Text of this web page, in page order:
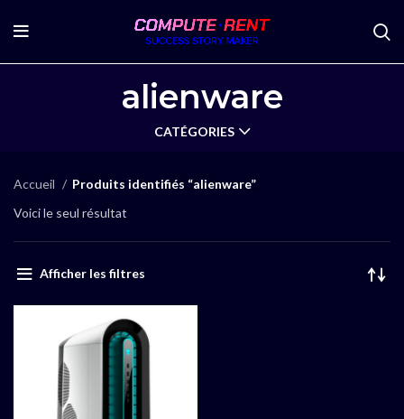
alienware
CATÉGORIES
Accueil
Produits identifiés “alienware”
Voici le seul résultat
Afficher les filtres